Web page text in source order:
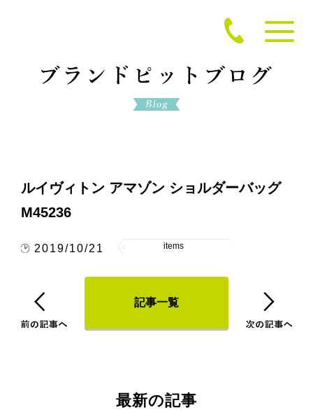
ルイヴィトン アマゾン ショルダーバッグ
M45236
2019/10/21 items
記事一覧
最新の記事